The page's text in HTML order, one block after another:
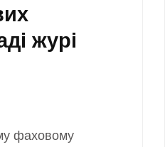
журі
фаховому